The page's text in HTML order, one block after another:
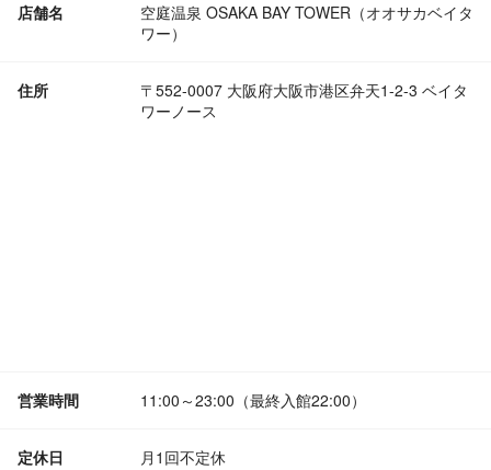
店舗名
空庭温泉 OSAKA BAY TOWER（オオサカベイタ
ワー）
住所
〒552-0007 大阪府大阪市港区弁天1-2-3 ベイタ
ワーノース
営業時間 11:00～23:00（最終入館22:00）
定休日 月1回不定休